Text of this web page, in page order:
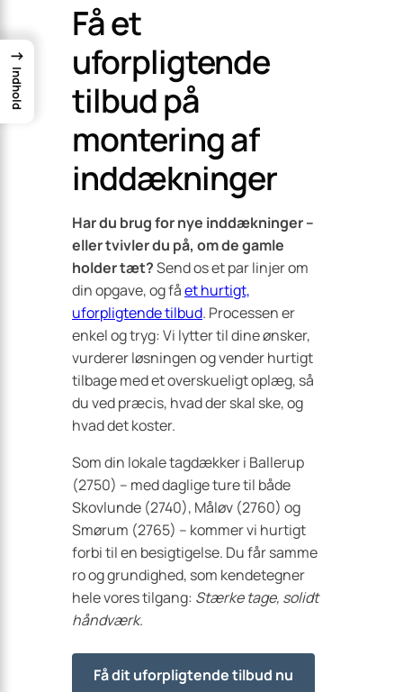
Få et
uforpligtende
tilbud på
montering af
inddækninger
Har du brug for nye inddækninger –
eller tvivler du på, om de gamle
holder tæt?Send os et par linjer om
din opgave, og fået hurtigt,
uforpligtende tilbud. Processen er
enkel og tryg: Vi lytter til dine ønsker,
vurderer løsningen og vender hurtigt
tilbage med et overskueligt oplæg, så
du ved præcis, hvad der skal ske, og
hvad det koster.
Som din lokale tagdækker i Ballerup
(2750) – med daglige ture til både
Skovlunde (2740), Måløv (2760) og
Smørum (2765) – kommer vi hurtigt
forbi til en besigtigelse. Du får samme
ro og grundighed, som kendetegner
hele vores tilgang: Stærke tage, solidt
håndværk.
Få dit uforpligtende tilbud nu
→
Indhold